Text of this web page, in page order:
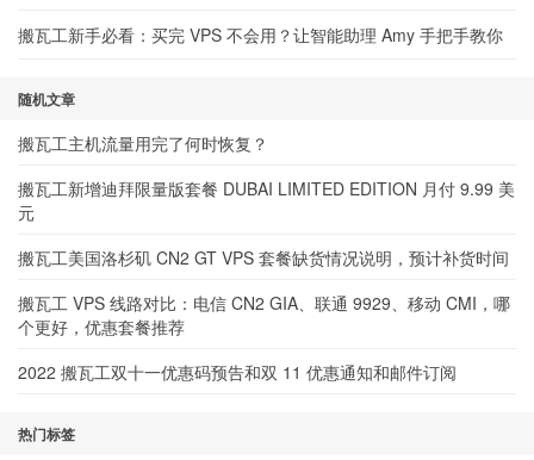
搬瓦工新手必看：买完 VPS 不会用？让智能助理 Amy 手把手教你
随机文章
搬瓦工主机流量用完了何时恢复？
搬瓦工新增迪拜限量版套餐 DUBAI LIMITED EDITION 月付 9.99 美
元
搬瓦工美国洛杉矶 CN2 GT VPS 套餐缺货情况说明，预计补货时间
搬瓦工 VPS 线路对比：电信 CN2 GIA、联通 9929、移动 CMI，哪
个更好，优惠套餐推荐
2022 搬瓦工双十一优惠码预告和双 11 优惠通知和邮件订阅
热门标签